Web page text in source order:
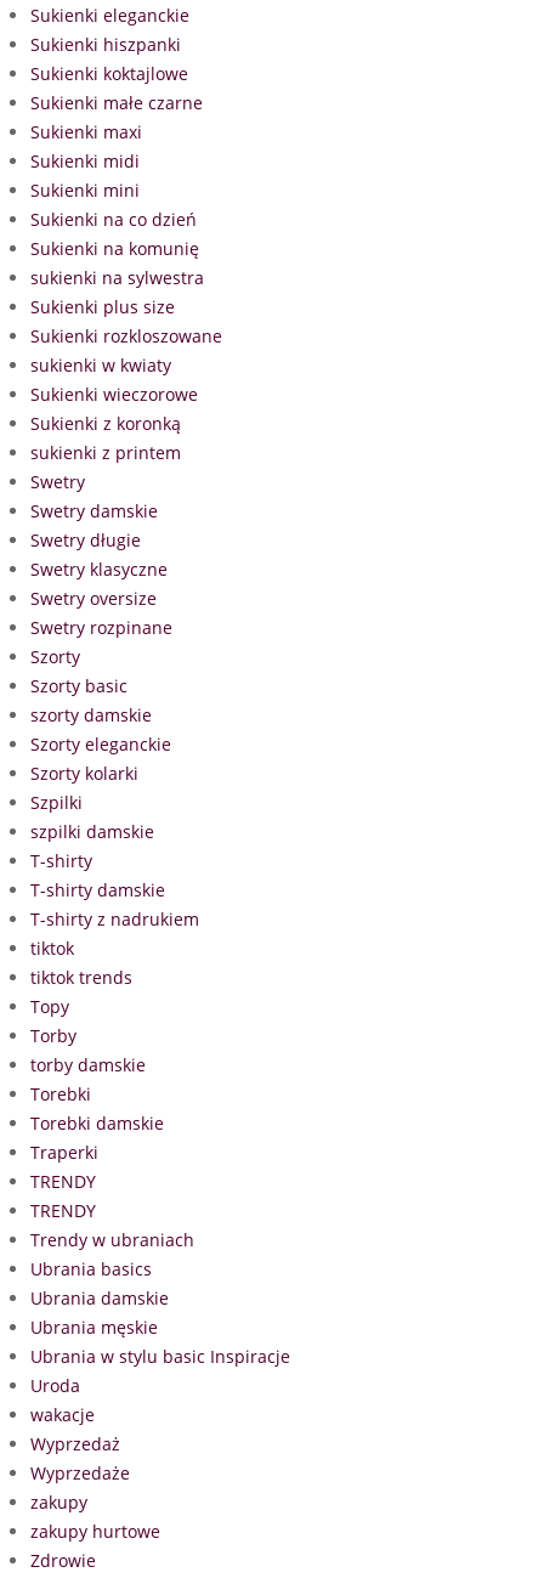
Sukienki eleganckie
Sukienki hiszpanki
Sukienki koktajlowe
Sukienki małe czarne
Sukienki maxi
Sukienki midi
Sukienki mini
Sukienki na co dzień
Sukienki na komunię
sukienki na sylwestra
Sukienki plus size
Sukienki rozkloszowane
sukienki w kwiaty
Sukienki wieczorowe
Sukienki z koronką
sukienki z printem
Swetry
Swetry damskie
Swetry długie
Swetry klasyczne
Swetry oversize
Swetry rozpinane
Szorty
Szorty basic
szorty damskie
Szorty eleganckie
Szorty kolarki
Szpilki
szpilki damskie
T-shirty
T-shirty damskie
T-shirty z nadrukiem
tiktok
tiktok trends
Topy
Torby
torby damskie
Torebki
Torebki damskie
Traperki
TRENDY
TRENDY
Trendy w ubraniach
Ubrania basics
Ubrania damskie
Ubrania męskie
Ubrania w stylu basic Inspiracje
Uroda
wakacje
Wyprzedaż
Wyprzedaże
zakupy
zakupy hurtowe
Zdrowie